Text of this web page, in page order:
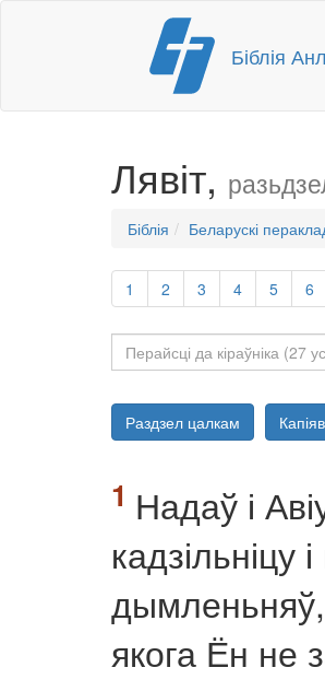
Перайсці
змесціва
Біблія
Лявіт,
Біблія Беларускі
1 2 3 4 5 6
Раздзел цалкам
Надаў і
кадзільніцу
якога Ён не